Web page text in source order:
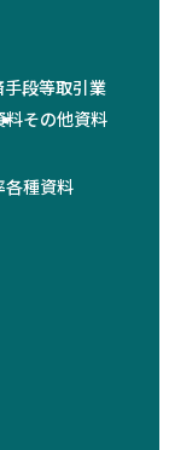
手段等取引業
料その他資料
各種資料